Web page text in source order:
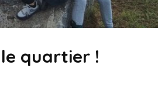
quartier !